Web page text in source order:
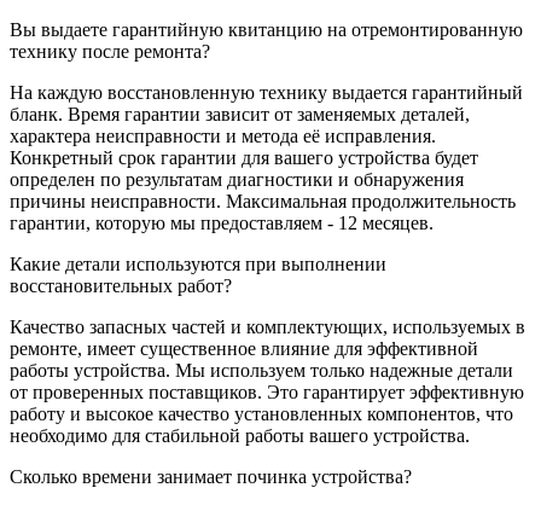
Вы выдаете гарантийную квитанцию на отремонтированную
технику после ремонта?
На каждую восстановленную технику выдается гарантийный
бланк. Время гарантии зависит от заменяемых деталей,
характера неисправности и метода её исправления.
Конкретный срок гарантии для вашего устройства будет
определен по результатам диагностики и обнаружения
причины неисправности. Максимальная продолжительность
гарантии, которую мы предоставляем - 12 месяцев.
Какие детали используются при выполнении
восстановительных работ?
Качество запасных частей и комплектующих, используемых в
ремонте, имеет существенное влияние для эффективной
работы устройства. Мы используем только надежные детали
от проверенных поставщиков. Это гарантирует эффективную
работу и высокое качество установленных компонентов, что
необходимо для стабильной работы вашего устройства.
Сколько времени занимает починка устройства?